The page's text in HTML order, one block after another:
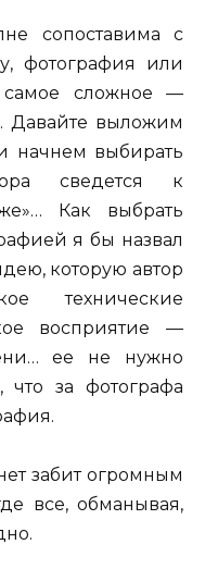
сопоставима с
фотография или
сложное —
Давайте выложим
начнем выбирать
сведется к
Как выбрать
я бы назвал
которую автор
технические
восприятие —
ее не нужно
что за фотографа
забит огромным
все, обманывая,